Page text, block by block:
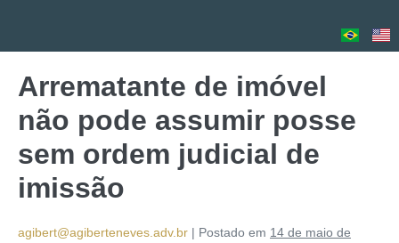
Arrematante de imóvel
não pode assumir posse
sem ordem judicial de
imissão
agibert@agiberteneves.adv.br | Postado em 14 de maio de